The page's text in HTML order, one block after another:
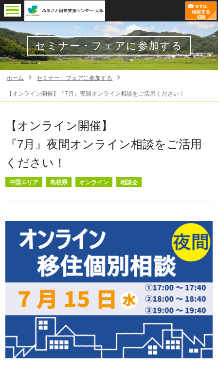
セミナー・フェアに参加する
ホーム セミナー・フェアに参加する
【オンライン開催】『7月』夜間オンライン相談をご活用ください！
【オンライン開催】
『7月』夜間オンライン相談をご活用
ください！
中国エリア 島根県 オンライン 相談会